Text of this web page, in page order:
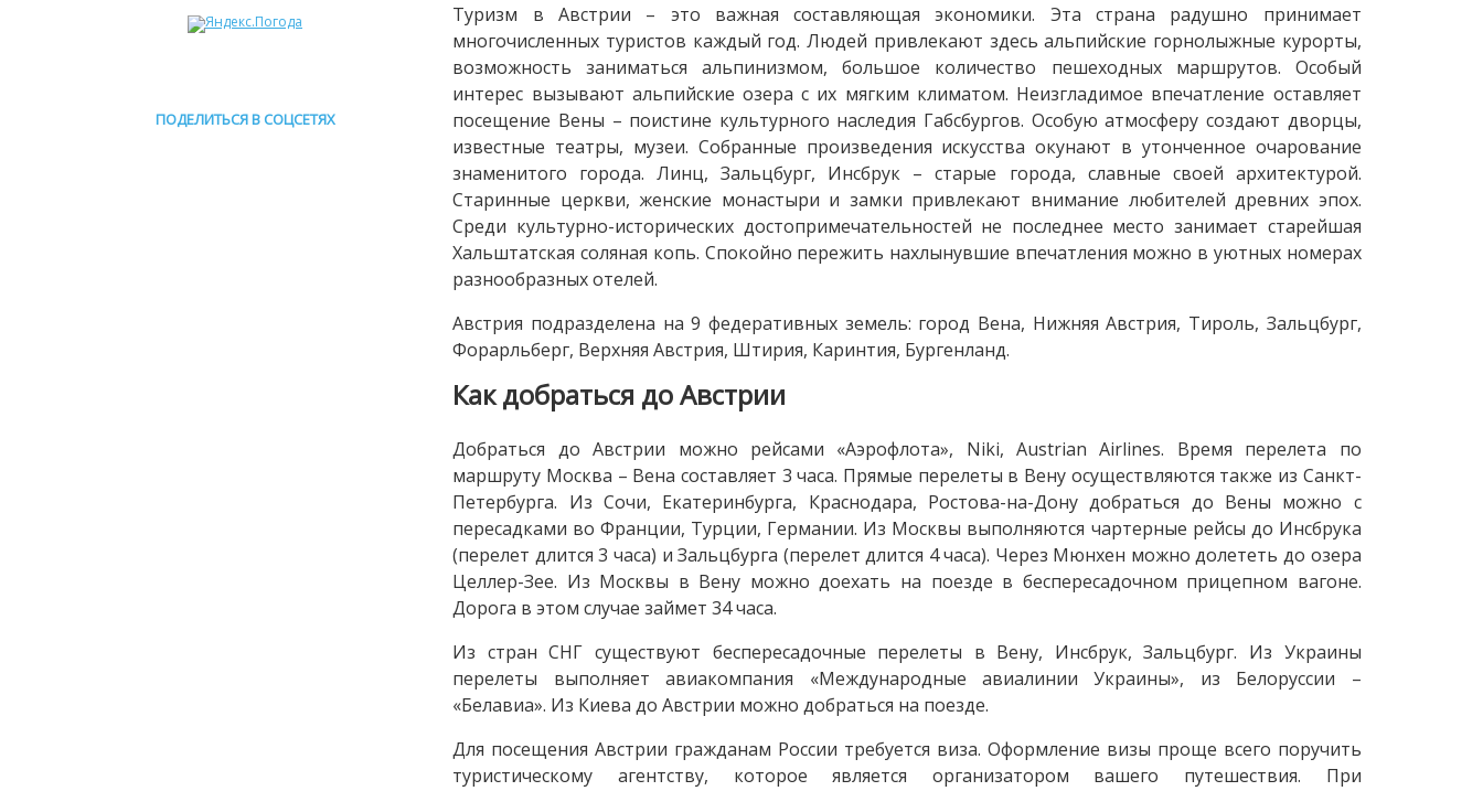
Туризм в Австрии – это важная составляющая экономики. Эта страна радушно принимает
многочисленных туристов каждый год. Людей привлекают здесь альпийские горнолыжные курорты,
возможность заниматься альпинизмом, большое количество пешеходных маршрутов. Особый
интерес вызывают альпийские озера с их мягким климатом. Неизгладимое впечатление оставляет
посещение Вены – поистине культурного наследия Габсбургов. Особую атмосферу создают дворцы,
известные театры, музеи. Собранные произведения искусства окунают в утонченное очарование
знаменитого города. Линц, Зальцбург, Инсбрук – старые города, славные своей архитектурой.
Старинные церкви, женские монастыри и замки привлекают внимание любителей древних эпох.
Среди культурно-исторических достопримечательностей не последнее место занимает старейшая
Хальштатская соляная копь. Спокойно пережить нахлынувшие впечатления можно в уютных номерах
разнообразных отелей.
Австрия подразделена на 9 федеративных земель: город Вена, Нижняя Австрия, Тироль, Зальцбург,
Форарльберг, Верхняя Австрия, Штирия, Каринтия, Бургенланд.
Как добраться до Австрии
Добраться до Австрии можно рейсами «Аэрофлота», Niki, Austrian Airlines. Время перелета по
маршруту Москва – Вена составляет 3 часа. Прямые перелеты в Вену осуществляются также из Санкт-
Петербурга. Из Сочи, Екатеринбурга, Краснодара, Ростова-на-Дону добраться до Вены можно с
пересадками во Франции, Турции, Германии. Из Москвы выполняются чартерные рейсы до Инсбрука
(перелет длится 3 часа) и Зальцбурга (перелет длится 4 часа). Через Мюнхен можно долететь до озера
Целлер-Зее. Из Москвы в Вену можно доехать на поезде в беспересадочном прицепном вагоне.
Дорога в этом случае займет 34 часа.
Из стран СНГ существуют беспересадочные перелеты в Вену, Инсбрук, Зальцбург. Из Украины
перелеты выполняет авиакомпания «Международные авиалинии Украины», из Белоруссии –
«Белавиа». Из Киева до Австрии можно добраться на поезде.
Для посещения Австрии гражданам России требуется виза. Оформление визы проще всего поручить
туристическому агентству, которое является организатором вашего путешествия. При
ПОДЕЛИТЬСЯ В СОЦСЕТЯХ